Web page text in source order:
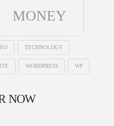
MONEY
TECHNOLOGY
WORDPRESS WP
NOW